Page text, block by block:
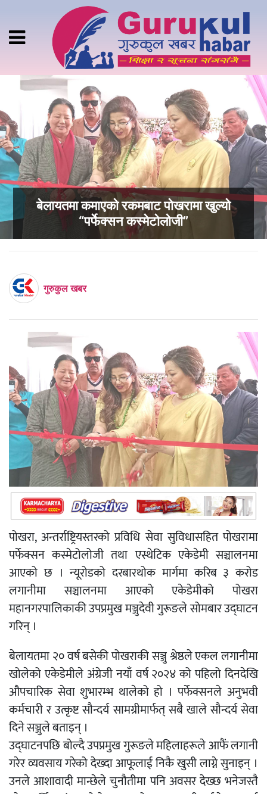
बेलायतमा कमाएको रकमबाट पोखरामा खुल्यो
“पर्फेक्सन कस्मेटोलोजी”
गुरुकुल खबर
पोखरा, अन्तर्राष्ट्रियस्तरको प्रविधि सेवा सुविधासहित पोखरामा
पर्फेक्सन कस्मेटोलोजी तथा एस्थेटिक एकेडेमी सञ्चालनमा
आएको छ । न्यूरोडको दरबारथोक मार्गमा करिब ३ करोड
लगानीमा सञ्चालनमा आएको एकेडेमीको पोखरा
महानगरपालिकाकी उपप्रमुख मञ्जुदेवी गुरूङले सोमबार उद्घाटन
गरिन् ।
बेलायतमा २० वर्ष बसेकी पोखराकी सञ्जु श्रेष्ठले एकल लगानीमा
खोलेको एकेडेमीले अंग्रेजी नयाँ वर्ष २०२४ को पहिलो दिनदेखि
औपचारिक सेवा शुभारम्भ थालेको हो । पर्फेक्सनले अनुभवी
कर्मचारी र उत्कृष्ट सौन्दर्य सामग्रीमार्फत् सबै खाले सौन्दर्य सेवा
दिने सञ्जुले बताइन् ।
उद्घाटनपछि बोल्दै उपप्रमुख गुरूङले महिलाहरूले आफैं लगानी
गरेर व्यवसाय गरेको देख्दा आफूलाई निकै खुसी लाग्ने सुनाइन् ।
उनले आशावादी मान्छेले चुनौतीमा पनि अवसर देख्छ भनेजस्तै